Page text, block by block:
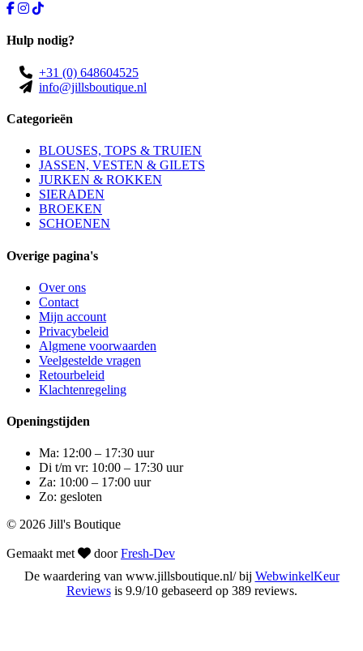
Hulp nodig?
+31 (0) 648604525
info@jillsboutique.nl
Categorieën
BLOUSES, TOPS & TRUIEN
JASSEN, VESTEN & GILETS
JURKEN & ROKKEN
SIERADEN
BROEKEN
SCHOENEN
Overige pagina's
Over ons
Contact
Mijn account
Privacybeleid
Algmene voorwaarden
Veelgestelde vragen
Retourbeleid
Klachtenregeling
Openingstijden
Ma: 12:00 – 17:30 uur
Di t/m vr: 10:00 – 17:30 uur
Za: 10:00 – 17:00 uur
Zo: gesloten
© 2026 Jill's Boutique
Gemaakt met doorFresh-Dev
De waardering van www.jillsboutique.nl/ bij WebwinkelKeur
Reviewsis 9.9/10 gebaseerd op 389 reviews.